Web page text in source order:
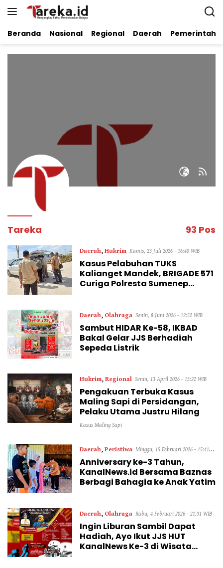
Beranda Nasional Regional Daerah
Tareka 93 Pos
Daerah, Hukrim Kamis, 23 Juli 2026 - 16:40 WIB
Kasus Pelabuhan TUKS
Kalianget Mandek, BRIGADE 571
Curiga Polresta Sumenep
Daerah, Olahraga Senin, 8 Juni 2026 - 12:52 WIB
Sambut HIDAR Ke-58, IKBAD
Bakal Gelar JJS Berhadiah
Sepeda Listrik
Hukrim, Regional Senin, 13 April 2026 - 13:22 WIB
Pengakuan Terbuka Kasus
Maling Sapi di Persidangan,
Pelaku Utama Justru Hilang
Kasus Maling Sapi
Daerah, Peristiwa Minggu, 15 Februari 2026 - 15:41
WIB
Anniversary ke-3 Tahun,
KanalNews.id Bersama Baznas
Berbagi Bahagia ke Anak Yatim
Daerah, Olahraga Rabu, 4 Februari 2026 - 21:31 WIB
Ingin Liburan Sambil Dapat
Hadiah, Ayo Ikut JJS HUT
KanalNews Ke-3 di Wisata